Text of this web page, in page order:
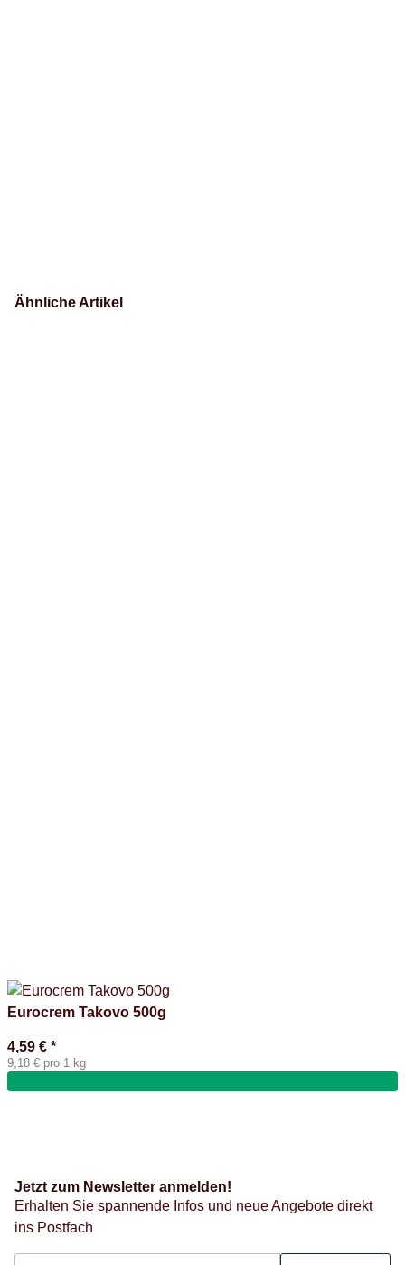
Ähnliche Artikel
Eurocrem Takovo 500g
4,59 € *
9,18 € pro 1 kg
Jetzt zum Newsletter anmelden!
Erhalten Sie spannende Infos und neue Angebote direkt
ins Postfach